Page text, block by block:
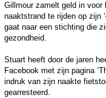
Gillmour zamelt geld in voor
naaktstrand te rijden op zijn
gaat naar een stichting die
gezondheid.
Stuart heeft door de jaren
Facebook met zijn pagina
indruk van zijn naakte
gearresteerd.